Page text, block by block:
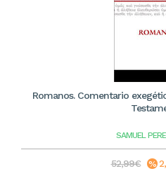
Romanos. Comentario
SAMUEL
52,99€